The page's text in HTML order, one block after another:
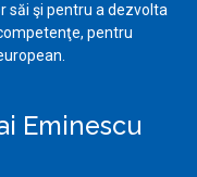
săi şi pentru a dezvolta
pentru
Eminescu